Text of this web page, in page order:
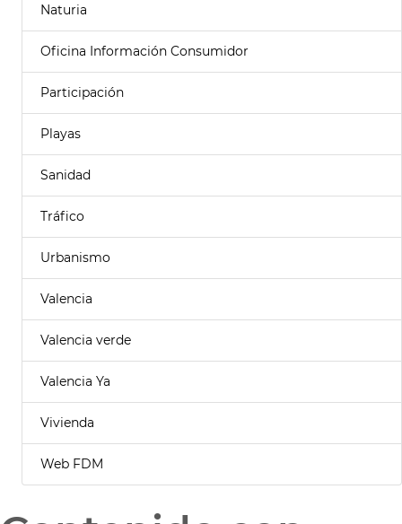
Naturia
Oficina Información Consumidor
Participación
Playas
Sanidad
Tráfico
Urbanismo
Valencia
Valencia verde
Valencia Ya
Vivienda
Web FDM